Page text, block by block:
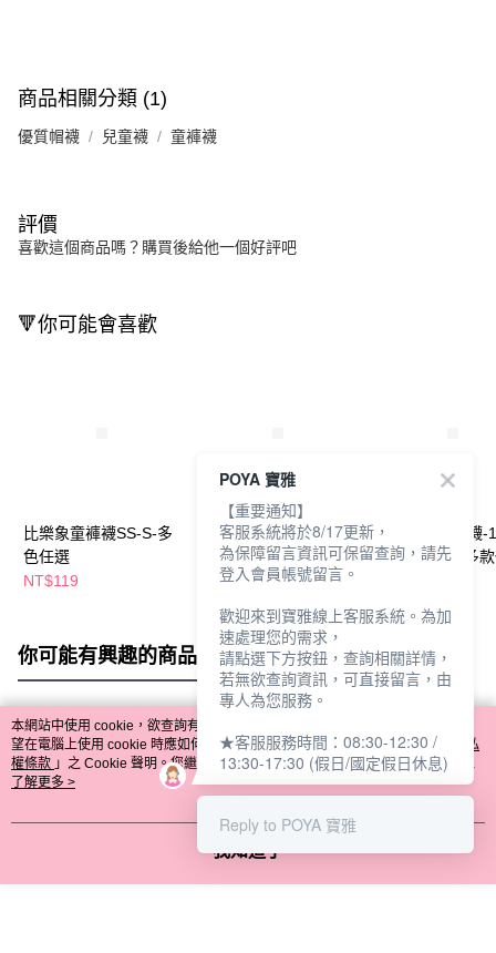
商品相關分類 (1)
優質帽襪 兒童襪 童褲襪
評價
喜歡這個商品嗎？購買後給他一個好評吧
🔻你可能會喜歡
比樂象童褲襪SS-S-多
色任選
NT$119
童褲襪-多色多尺寸任
NT$109
童比樂象半統襪-
21cm-2雙入-多
你可能有興趣的商品 全站排行
熱門標籤
本網站中使用 cookie，欲查詢有關本網站使用 cookie 方式之詳情，及若您不希
望在電腦上使用 cookie 時應如何變更電腦的 cookie 設定，請參閱本網站「
隱私
權條款 」之 Cookie 聲明。您繼續使用本網站即表示您同意本公司得按本網站使
用條款之 Cookie 聲明使用 cookie。
了解更多 >
我知道了
POYA 寶雅
【重要通知】
客服系統將於8/17更新，
為保障留言資訊可保留查詢，請先
登入會員帳號留言。
歡迎來到寶雅線上客服系統。為加
速處理您的需求，
請點選下方按鈕，查詢相關詳情，
若無欲查詢資訊，可直接留言，由
專人為您服務。
★客服服務時間：08:30-12:30 /
13:30-17:30 (假日/國定假日休息)
Reply to POYA 寶雅